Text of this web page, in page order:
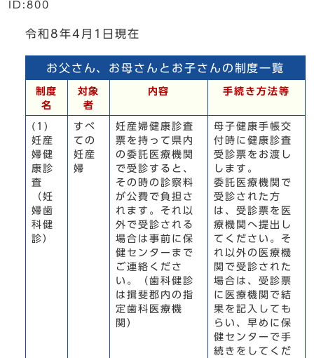
ID:800
令和8年4月1日現在
お父さん、お母さんとお子さんの制度一覧
制度
名
対象
者
内容 手続き方法等
(1)
妊産
婦健
康診
査
（妊
婦歯
科健
診）
すべ
ての
妊産
婦
妊産婦健康診査
票を持って県内
の委託医療機関
で受診すると、
その時の診察料
が公費で負担さ
れます。それ以
外で受診される
場合は事前に保
健センターまで
ご連絡くださ
い。（歯科健診
は揖斐郡内の指
定歯科医療機
関）
母子健康手帳交
付時に健康診査
受診票をお渡し
します。
委託医療機関で
受診された方
は、受診票を医
療機関へ提出し
てください。そ
れ以外の医療機
関で受診された
場合は、受診票
に医療機関で結
果を記入しても
らい、早めに保
健センターで手
続きをしてくだ